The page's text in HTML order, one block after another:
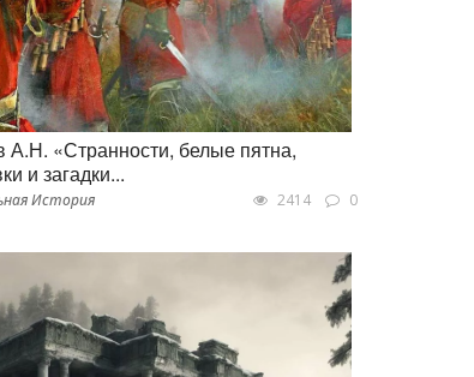
А.Н. «Странности, белые пятна,
и загадки...
История 2414 0